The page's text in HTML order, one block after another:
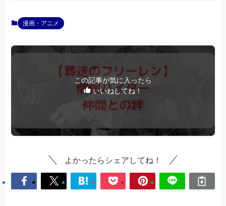
漫画・アニメ
この記事が気に入ったら
いいねしてね！
よかったらシェアしてね！